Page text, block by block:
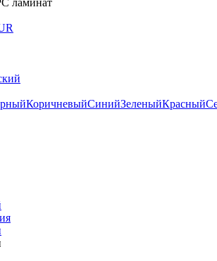
ламинат
КоричневыйСинийЗеленыйКрасный